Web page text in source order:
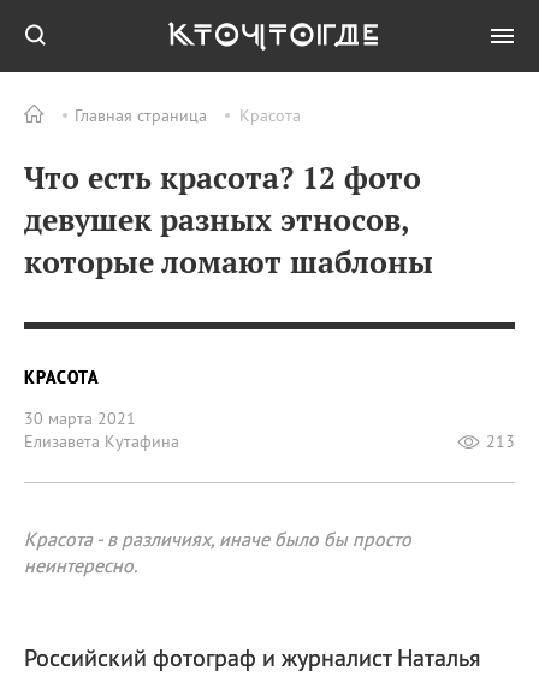
Главная страница Красота
Что есть красота? 12 фото
девушек разных этносов,
которые ломают шаблоны
КРАСОТА
30 марта 2021
Елизавета Кутафина
213
Красота - в различиях, иначе было бы просто
неинтересно.
Российский фотограф и журналист Наталья